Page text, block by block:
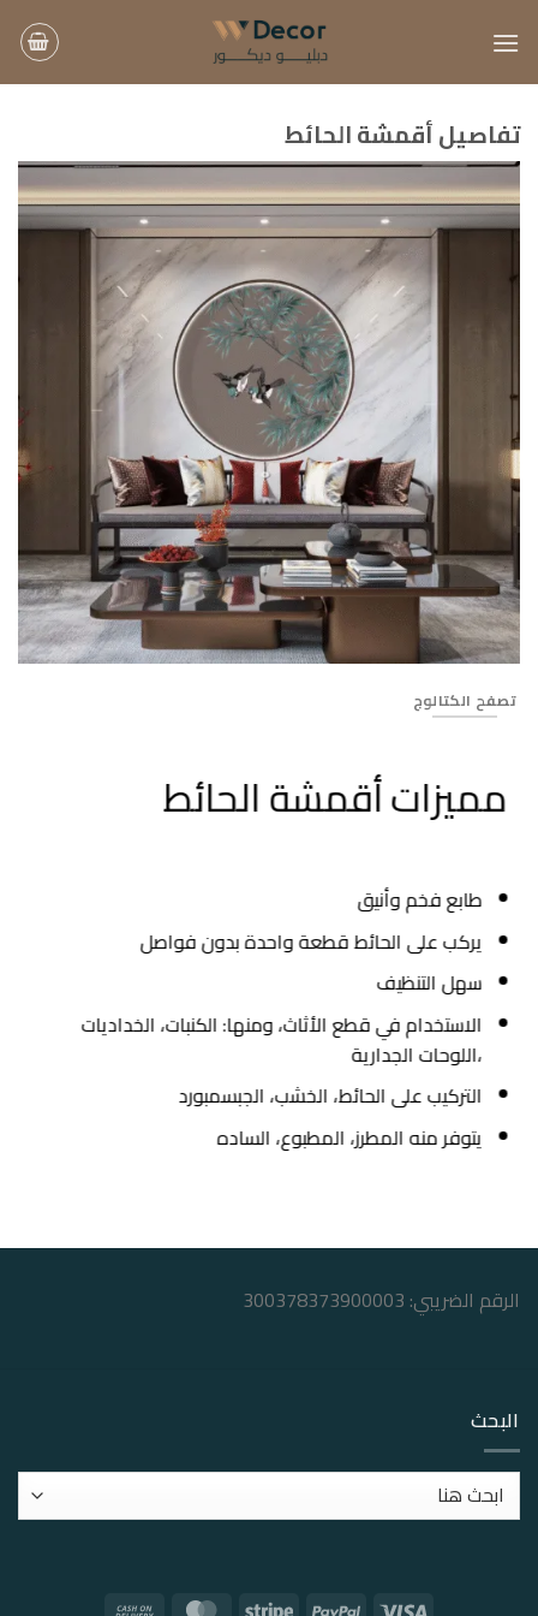
للمحتوى
تفاصيل أقمشة الحائط
تصفح الكتالوج
مميزات أقمشة الحائط
طابع فخم وأنيق
يركب على الحائط قطعة واحدة بدون فواصل
سهل التنظيف
الاستخدام في قطع الأثاث، ومنها: الكنبات، الخداديات
،اللوحات الجدارية
التركيب على الحائط، الخشب، الجبسمبورد
يتوفر منه المطرز، المطبوع، الساده
الرقم الضريبي: 300378373900003
البحث